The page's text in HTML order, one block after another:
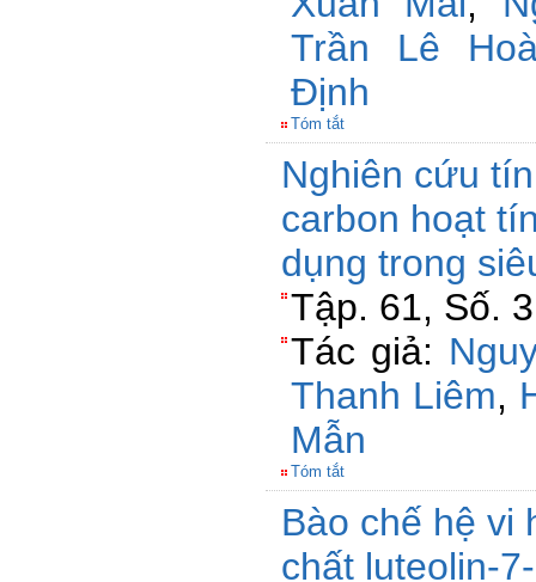
Trần Lê
Định
Tóm tắt
Nghiên cứu
carbon hoạt
dụng trong
Tập. 61, Số.
Tác giả:
Thanh Liêm,
Mẫn
Tóm tắt
Bào chế hệ vi
chất luteolin-